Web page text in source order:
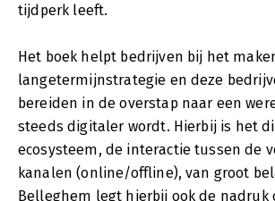
tijdperk leeft.
Het boek helpt bedrijven bij het
langetermijnstrategie en deze
bereiden in de overstap naar een
steeds digitaler wordt. Hierbij is het
ecosysteem, de interactie tussen de
kanalen (online/offline), van groot
Belleghem legt hierbij ook de nadruk